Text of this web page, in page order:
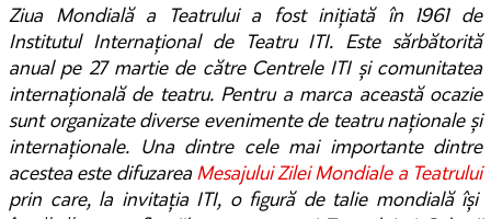
Ziua Mondială a Teatrului a fost inițiată în 1961 de
Institutul Internațional de Teatru ITI. Este sărbătorită
anual pe 27 martie de către Centrele ITI și comunitatea
internațională de teatru. Pentru a marca această ocazie
sunt organizate diverse evenimente de teatru naționale și
internaționale. Una dintre cele mai importante dintre
acestea este difuzareaMesajului Zilei Mondiale a Teatrului
prin care, la invitația ITI, o figură de talie mondială își